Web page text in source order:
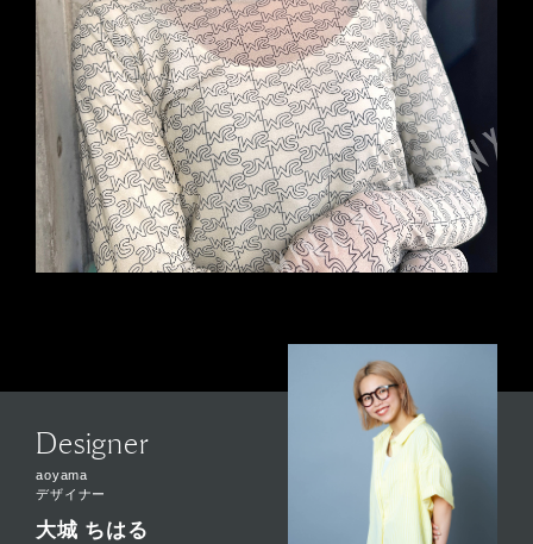
Designer
aoyama
デザイナー
大城 ちはる